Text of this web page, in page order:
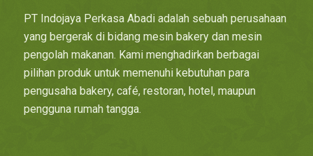
PT Indojaya Perkasa Abadi adalah sebuah perusahaan
yang bergerak di bidang mesin bakery dan mesin
pengolah makanan. Kami menghadirkan berbagai
pilihan produk untuk memenuhi kebutuhan para
pengusaha bakery, café, restoran, hotel, maupun
pengguna rumah tangga.